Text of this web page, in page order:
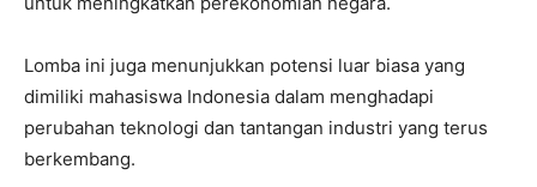
Lomba ini juga menunjukkan potensi luar biasa yang
dimiliki mahasiswa Indonesia dalam menghadapi
perubahan teknologi dan tantangan industri yang terus
berkembang.